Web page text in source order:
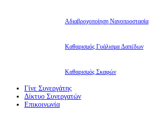
Αδιαβροχοποίηση Νανοπροστασία
Καθαρισμός Γυάλισμα Δαπέδων
Καθαρισμός Σκαφών
Γίνε Συνεργάτης
Δίκτυο Συνεργατών
Επικοινωνία